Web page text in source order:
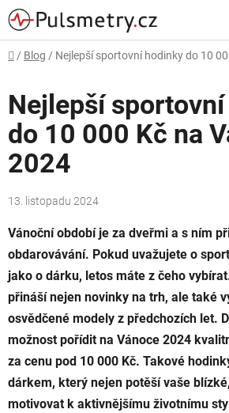
Přejít
na
obsah
Domů
/ Blog / Nejlepší sportovní hodinky do 10
Nejlepší
do 10 000 Kč na
2024
13. listopadu 2024
Vánoční období je za dveřmi a s ním
obdarovávání. Pokud uvažujete o
jako o dárku, letos máte z čeho
přináší nejen novinky na trh, ale také
osvědčené modely z předchozích let.
možnost pořídit na Vánoce 2024
za cenu pod 10 000 Kč. Takové
dárkem, který nejen potěší vaše
motivovat k aktivnějšímu životnímu